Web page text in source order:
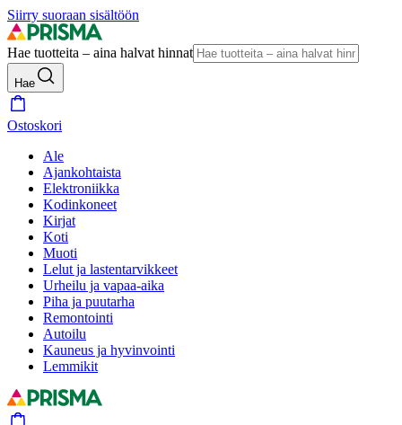
Siirry suoraan sisältöön
Hae tuotteita – aina halvat hinnat
Hae
Ostoskori
Ale
Ajankohtaista
Elektroniikka
Kodinkoneet
Kirjat
Koti
Muoti
Lelut ja lastentarvikkeet
Urheilu ja vapaa-aika
Piha ja puutarha
Remontointi
Autoilu
Kauneus ja hyvinvointi
Lemmikit